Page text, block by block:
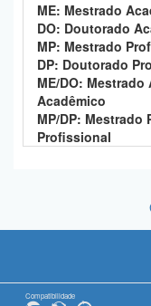
ME: Mestrado
DO: Doutorado
MP: Mestrado
DP: Doutorado
ME/DO:
Acadêmico
MP/DP:
Profissional
Compatibilidade